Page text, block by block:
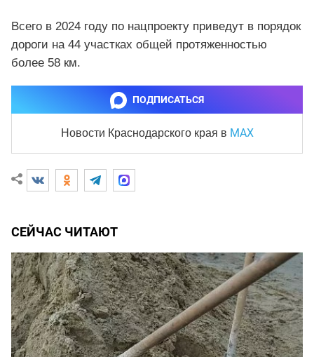
Всего в 2024 году по нацпроекту приведут в порядок
дороги на 44 участках общей протяженностью
более 58 км.
ПОДПИСАТЬСЯ
Новости Краснодарского края в MAX
СЕЙЧАС ЧИТАЮТ